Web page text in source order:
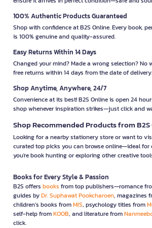
100% Authentic Products Guaranteed
Shop with confidence at B2S Online. Every book,
is 100% genuine and quality-assured.
Easy Returns Within 14 Days
Changed your mind? Made a wrong selection? No
free returns within 14 days from the date of delivery.
Shop Anytime, Anywhere, 24/7
Convenience at its best! B2S Online is open 24
shop whenever inspiration strikes—just click and
Shop Recommended Products from
Looking for a nearby stationery store or want to
curated top picks you can browse online—ideal for
you're book hunting or exploring other creative
Books for Every Style & Passion
B2S offers books from top publishers—romance
guides byDr. Suphawat Pookcharoen, magazines
children’s books fromMIS, psychology titles from
self-help fromKOOB, and literature from
click.